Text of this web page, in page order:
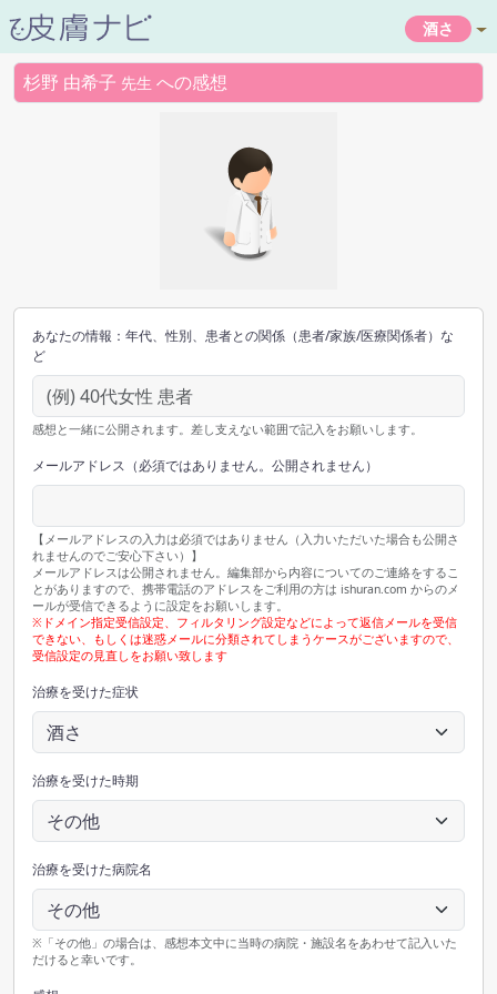
酒さ
杉野 由希子 先生 への感想
あなたの情報：年代、性別、患者との関係（患者/家族/医療関係者）な
ど
感想と一緒に公開されます。差し支えない範囲で記入をお願いします。
メールアドレス（必須ではありません。公開されません）
【メールアドレスの入力は必須ではありません（入力いただいた場合も公開さ
れませんのでご安心下さい）】
メールアドレスは公開されません。編集部から内容についてのご連絡をするこ
とがありますので、携帯電話のアドレスをご利用の方は ishuran.com からのメ
ールが受信できるように設定をお願いします。
※ドメイン指定受信設定、フィルタリング設定などによって返信メールを受信
できない、もしくは迷惑メールに分類されてしまうケースがございますので、
受信設定の見直しをお願い致します
治療を受けた症状
治療を受けた時期
治療を受けた病院名
※「その他」の場合は、感想本文中に当時の病院・施設名をあわせて記入いた
だけると幸いです。